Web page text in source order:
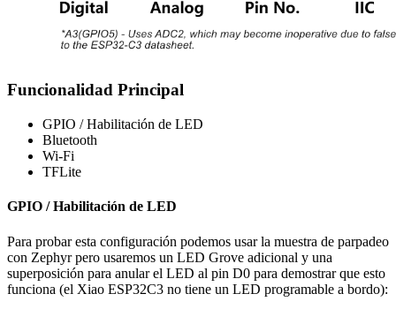
Funcionalidad Principal
GPIO / Habilitación de LED
Bluetooth
Wi-Fi
TFLite
GPIO / Habilitación de LED
Para probar esta configuración podemos usar la muestra de parpadeo
con Zephyr pero usaremos un LED Grove adicional y una
superposición para anular el LED al pin D0 para demostrar que esto
funciona (el Xiao ESP32C3 no tiene un LED programable a bordo):